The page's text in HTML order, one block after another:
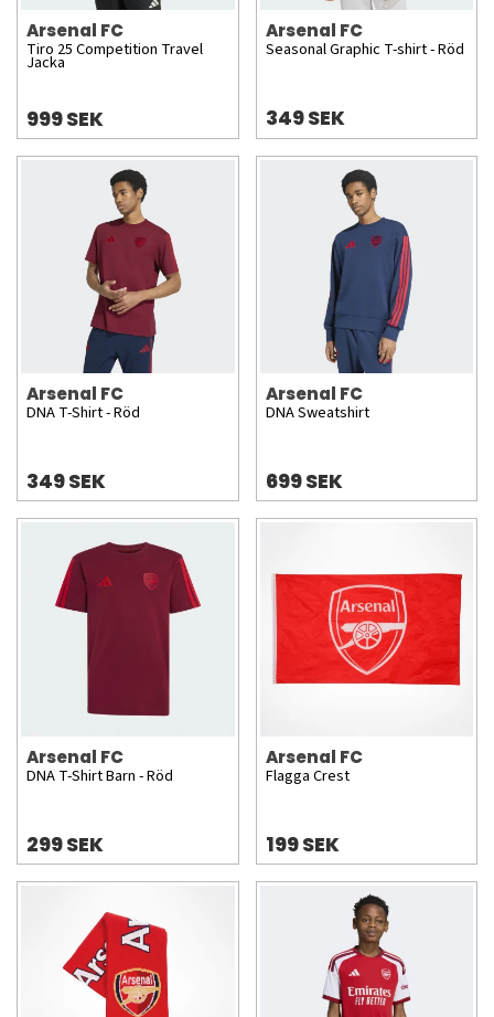
Arsenal FC
Tiro 25 Competition Travel
Jacka
999 SEK
Arsenal FC
Seasonal Graphic T-shirt - Röd
349 SEK
Arsenal FC
DNA T-Shirt - Röd
349 SEK
Arsenal FC
DNA Sweatshirt
699 SEK
Arsenal FC
DNA T-Shirt Barn - Röd
299 SEK
Arsenal FC
Flagga Crest
199 SEK